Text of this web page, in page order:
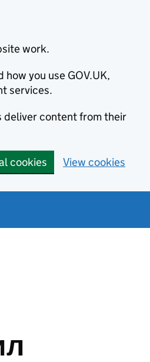
work.
you use GOV.UK,
services.
deliver content from their
cookies View cookies